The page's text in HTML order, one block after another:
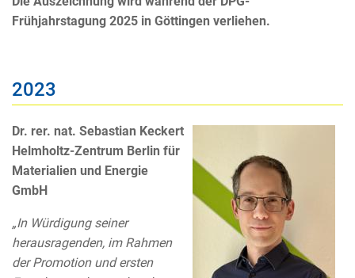
Frühjahrstagung 2025 in Göttingen verliehen.
2023
Dr. rer. nat. Sebastian Keckert
Helmholtz-Zentrum Berlin für
Materialien und Energie
GmbH
„In Würdigung seiner
herausragenden, im Rahmen
der Promotion und ersten